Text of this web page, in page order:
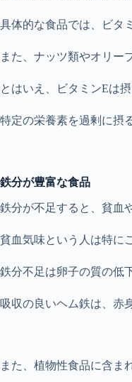
具体的な食品では、ビタ
また、ナッツ類やオリー
とはいえ、ビタミンEは
特定の栄養素を過剰に摂
鉄分が豊富な食品
鉄分が不足すると、貧血
貧血気味という人は特に
鉄分不足は卵子の質の低
吸収の良いヘム鉄は、赤
また、植物性食品に含ま